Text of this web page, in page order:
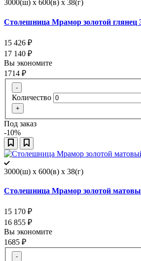
3000(ш) x 600(в) x 38(г)
Столешница Мрамор золотой глянец
15 426 ₽
17 140 ₽
Вы экономите
1714 ₽
-
Количество
+
Под заказ
-10%
3000(ш) x 600(в) x 38(г)
Столешница Мрамор золотой
15 170 ₽
16 855 ₽
Вы экономите
1685 ₽
-